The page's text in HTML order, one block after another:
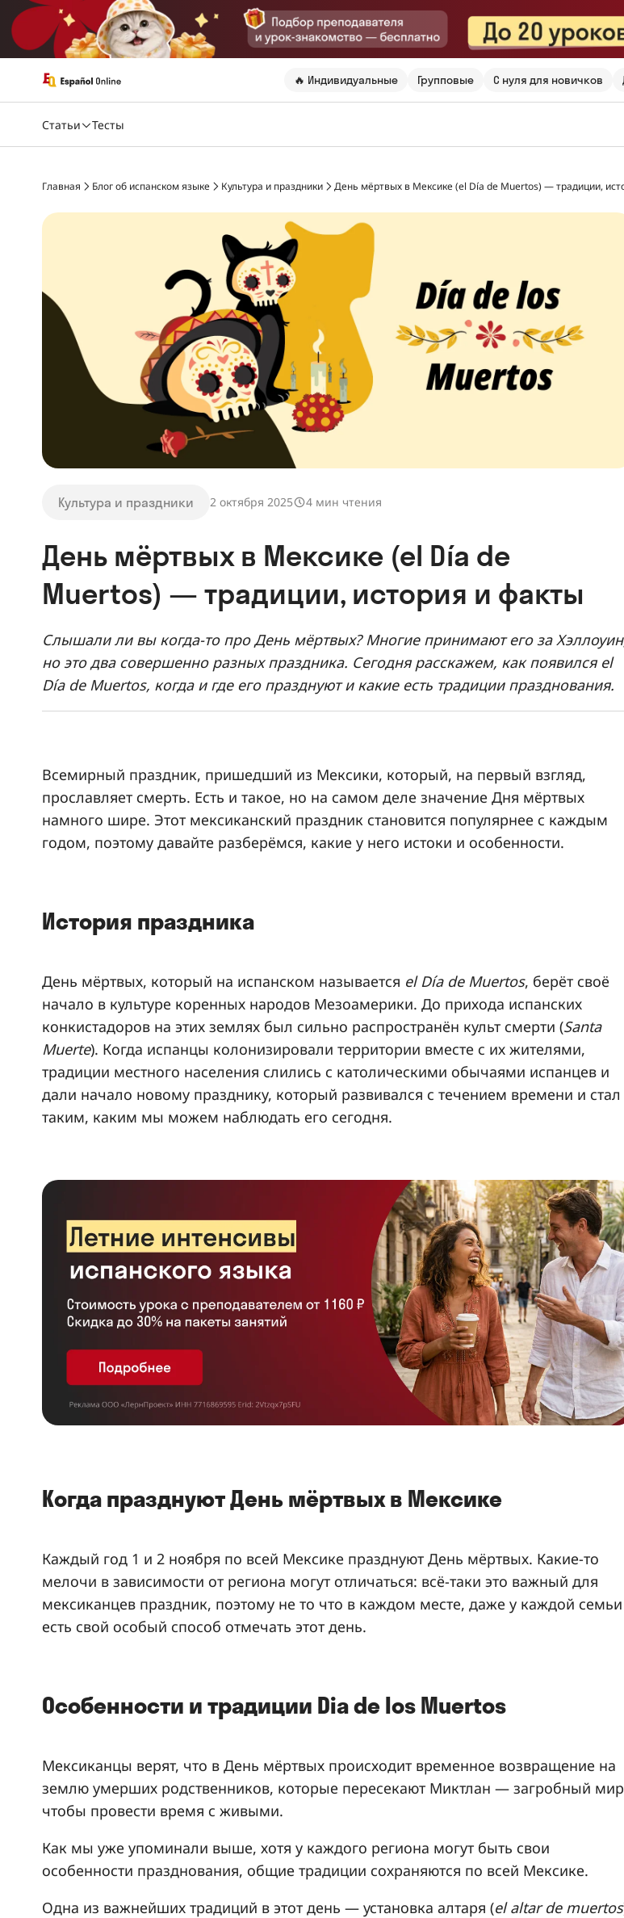
🔥 Индивидуальные Групповые С нуля для новичков
Статьи Тесты
Главная Блог об испанском языке Культура и праздники День мёртвых в Мексике (el Día de Muertos) — традиции,
Культура и праздники 2 октября 2025 4 мин чтения
День мёртвых в Мексике (el Día de
Muertos) — традиции, история и факты
Слышали ли вы когда-то про День мёртвых? Многие принимают его за
но это два совершенно разных праздника. Сегодня расскажем, как появился el
Día de Muertos, когда и где его празднуют и какие есть традиции празднования.
Всемирный праздник, пришедший из Мексики, который, на первый взгляд,
прославляет смерть. Есть и такое, но на самом деле значение Дня мёртвых
намного шире. Этот мексиканский праздник становится популярнее с каждым
годом, поэтому давайте разберёмся, какие у него истоки и особенности.
История праздника
День мёртвых, который на испанском называется el Día de Muertos, берёт своё
начало в культуре коренных народов Мезоамерики. До прихода испанских
конкистадоров на этих землях был сильно распространён культ смерти (Santa
Muerte). Когда испанцы колонизировали территории вместе с их жителями,
традиции местного населения слились с католическими обычаями испанцев и
дали начало новому празднику, который развивался с течением времени и стал
таким, каким мы можем наблюдать его сегодня.
Когда празднуют День мёртвых в Мексике
Каждый год 1 и 2 ноября по всей Мексике празднуют День мёртвых. Какие-то
мелочи в зависимости от региона могут отличаться: всё-таки это важный для
мексиканцев праздник, поэтому не то что в каждом месте, даже у каждой семьи
есть свой особый способ отмечать этот день.
Особенности и традиции Dia de los Muertos
Мексиканцы верят, что в День мёртвых происходит временное возвращение на
землю умерших родственников, которые пересекают Миктлан — загробный
чтобы провести время с живыми.
Как мы уже упоминали выше, хотя у каждого региона могут быть свои
особенности празднования, общие традиции сохраняются по всей Мексике.
Одна из важнейших традиций в этот день — установка алтаря (el altar de muertos